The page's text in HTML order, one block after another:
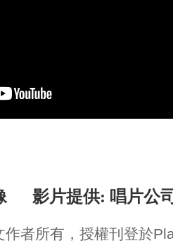
影片提供: 唱片公
作者所有，授權刊登於